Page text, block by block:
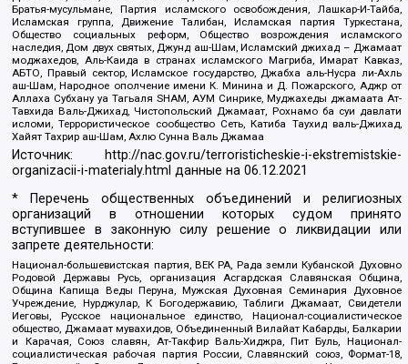
Братья-мусульмане, Партия исламского освобождения, Лашкар-И-Тайба,
Исламская группа, Движение Талибан, Исламская партия Туркестана,
Общество социальных реформ, Общество возрождения исламского
наследия, Дом двух святых, Джунд аш-Шам, Исламский джихад – Джамаат
моджахедов, Аль-Каида в странах исламского Магриба, Имарат Кавказ,
АБТО, Правый сектор, Исламское государство, Джабха аль-Нусра ли-Ахль
аш-Шам, Народное ополчение имени К. Минина и Д. Пожарского, Аджр от
Аллаха Субхану уа Тагьаля SHAM, АУМ Синрике, Муджахеды джамаата Ат-
Тавхида Валь-Джихад, Чистопольский Джамаат, Рохнамо ба суи давлати
исломи, Террористическое сообщество Сеть, Катиба Таухид валь-Джихад,
Хайят Тахрир аш-Шам, Ахлю Сунна Валь Джамаа
Источник:
http://nac.gov.ru/terroristicheskie-i-ekstremistskie-
organizacii-i-materialy.html данные на06.12.2021
* Перечень общественных объединений и религиозных
организаций в отношении которых судом принято
вступившее в законную силу решение о ликвидации или
запрете деятельности:
Национал-большевистская партия, ВЕК РА, Рада земли Кубанской Духовно
Родовой Державы Русь, организация Асгардская Славянская Община,
Община Капища Веды Перуна, Мужская Духовная Семинария Духовное
Учреждение, Нурджулар, К Богодержавию, Таблиги Джамаат, Свидетели
Иеговы, Русское национальное единство, Национал-социалистическое
общество, Джамаат мувахидов, Объединенный Вилайат Кабарды, Балкарии
и Карачая, Союз славян, Ат-Такфир Валь-Хиджра, Пит Буль, Национал-
социалистическая рабочая партия России, Славянский союз, Формат-18,